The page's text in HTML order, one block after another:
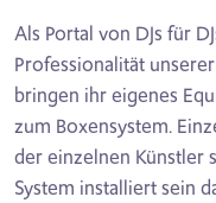
Als Portal von DJs für
Professionalität
bringen ihr eigenes
zum Boxensystem.
der einzelnen Künstler
System installiert sein